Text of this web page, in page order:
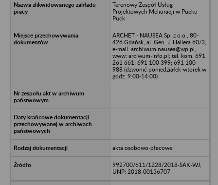
Terenowy Zespół Usług
Projektowych Melioracji w Pucku -
Puck
ARCHET - NAUSEA Sp. z o.o., 80-
426 Gdańsk, al. Gen. J. Hallera 60/3,
e-mail: archiwum.nausea@wp.pl,
www: arciwum-info.pl; tel. kom. 691
261 661; 691 100 399; 691 100
988 (dzwonić poniedziałek-wtorek w
godz. 9:00-14:00)
akta osobowo-płacowe
992700/611/1228/2018-SAK-WJ,
UNP: 2018-00136707